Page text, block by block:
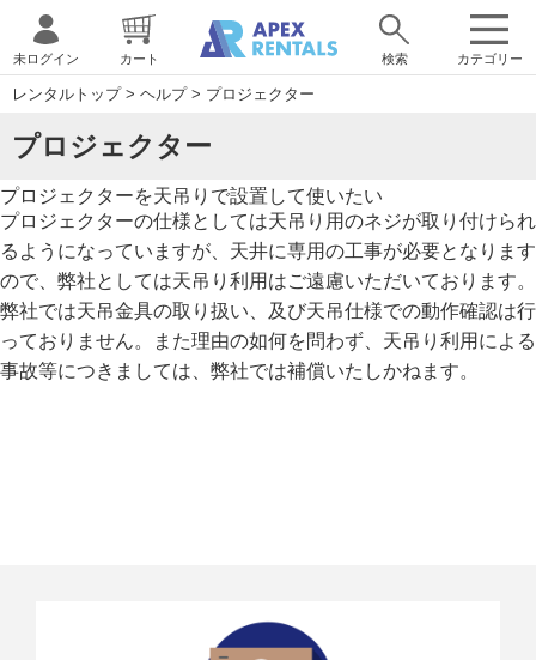
カテゴリー
未ログイン カート 検索
レンタルトップ> ヘルプ> プロジェクター
プロジェクター
プロジェクターを天吊りで設置して使いたい
プロジェクターの仕様としては天吊り用のネジが取り付けられ
るようになっていますが、天井に専用の工事が必要となります
ので、弊社としては天吊り利用はご遠慮いただいております。
弊社では天吊金具の取り扱い、及び天吊仕様での動作確認は行
っておりません。また理由の如何を問わず、天吊り利用による
事故等につきましては、弊社では補償いたしかねます。